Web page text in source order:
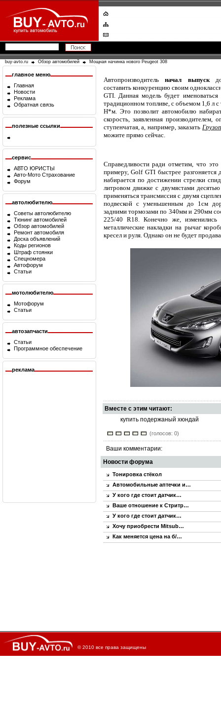
buy-avto.ru Обзор автомобилей Мощная начинка нового Peugeot 308
главное меню
Главная
Новости
Реклама
Обратная связь
полезные ссылки
сервис
АВТО ЮРИСТЫ
Авто-Мото Страхование
Форум
автолюбителю
Советы автолюбителю
Тюнинг автомобилей
Обзор автомобилей
Ремонт автомобиля
Доска объявлений
Коды регионов
Штраф стоянки
Спецномера
Автофорум
Статьи
мотолюбителю
Мотофорум
Статьи
автозапчасти
Статьи
Программное обеспечение
реклама
Автопроизводитель начал выпуск
составить конкуренцию своим
GTI. Данная модель будет именоваться
традиционном топливе, с объемом 1,6 л
Н*м. Это позволит автомобилю
скорость, заявленная
ступенчатая, а, например, заказать
можите прямо сейчас.
Справедливости ради отметим, что
примеру, Golf GTI быстрее
набирается по достижении стрелки
литровом движке с двумястами
применяться трансмиссия с двумя
подвеской с уменьшенным до 1см
задними тормозами по 340мм и 290мм
225/40 R18. Конечно же,
металлические накладки на рычаг
кресел и руля. Однако он не будет
Вместе с этим читают:
купить подержаный хюндай
(голосов: 0)
Ваши комментарии:
Новости форума
Тонировка стёкол
Автомобильные аптечки и…
У кого где стоит датчик…
Ваше отношение к Стритр…
У кого где стоит датчик…
Хочу приобрести Mitsub…
Как меняется цена на б/…
© 2010 все права защищены